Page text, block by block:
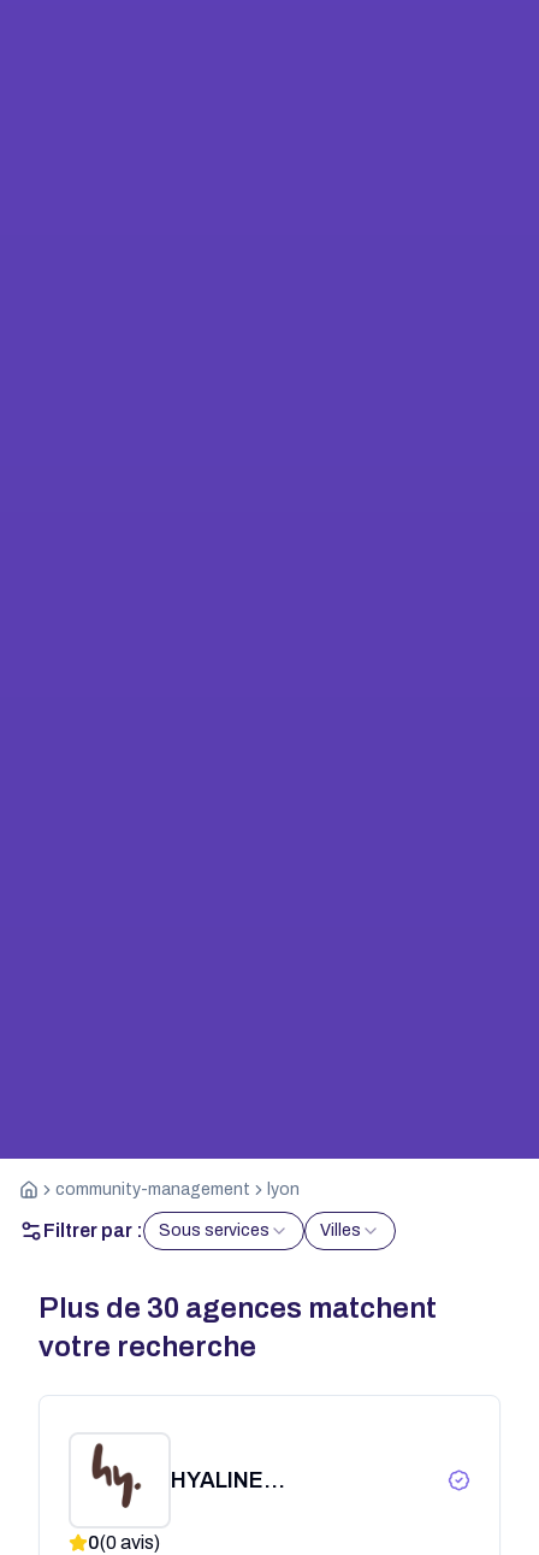
community-management lyon
Filtrer par : Sous services Villes
Plus de 30 agences matchent
votre recherche
HYALINE
0(0avis)